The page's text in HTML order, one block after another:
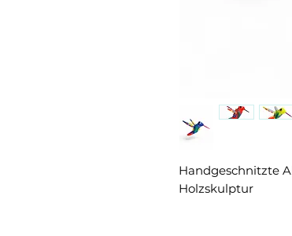
Handgeschnitzte
Holzskulptur